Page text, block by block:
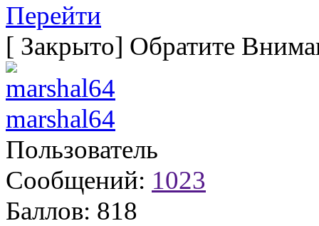
Перейти
[ Закрыто] Обратите
marshal64
Пользователь
Сообщений: 1023
Баллов: 818